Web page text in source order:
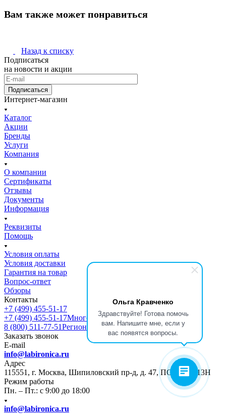
Ольга Кравченко
Здравствуйте! Готова помочь
вам. Напишите мне, если у
вас появятся вопросы.
Вам также может понравиться
Назад к списку
Подписаться
на новости и акции
Подписаться
Интернет-магазин
Каталог
Акции
Бренды
Услуги
Компания
О компании
Сертификаты
Отзывы
Документы
Информация
Реквизиты
Помощь
Условия оплаты
Условия доставки
Гарантия на товар
Вопрос-ответ
Обзоры
Контакты
+7 (499) 455-51-17
+7 (499) 455-51-17Многоканальный
8 (800) 511-77-51Регионы РФ
Заказать звонок
E-mail
info@labironica.ru
Адрес
115551, г. Москва, Шипиловский пр-д, д. 47, ПОМЕЩ. 13Н
Режим работы
Пн. – Пт.: с 9:00 до 18:00
info@labironica.ru